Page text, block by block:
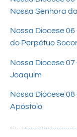
Nossa Senhora
Nossa Diocese 06
do Perpétuo
Nossa Diocese 07
Joaquim
Nossa Diocese 08
Apóstolo
……..